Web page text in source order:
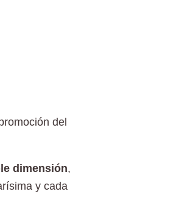
del
dimensión,
y cada